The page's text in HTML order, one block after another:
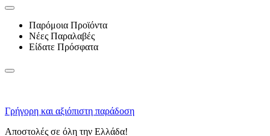
Παρόμοια Προϊόντα
Νέες Παραλαβές
Είδατε Πρόσφατα
Γρήγορη και αξιόπιστη παράδοση
Αποστολές σε όλη την Ελλάδα!